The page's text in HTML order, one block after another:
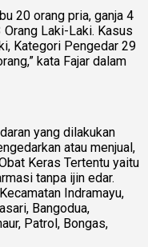
20 orang pria, ganja 4
Laki-Laki. Kasus
Kategori Pengedar 29
kata Fajar dalam
yang dilakukan
atau menjual,
Keras Tertentu yaitu
tanpa ijin edar.
Indramayu,
Bangodua,
Patrol, Bongas,